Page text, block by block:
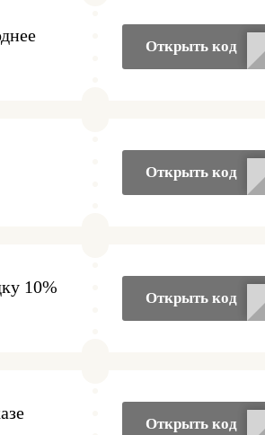
Открыть код
Открыть код
10%
Открыть код
Открыть код